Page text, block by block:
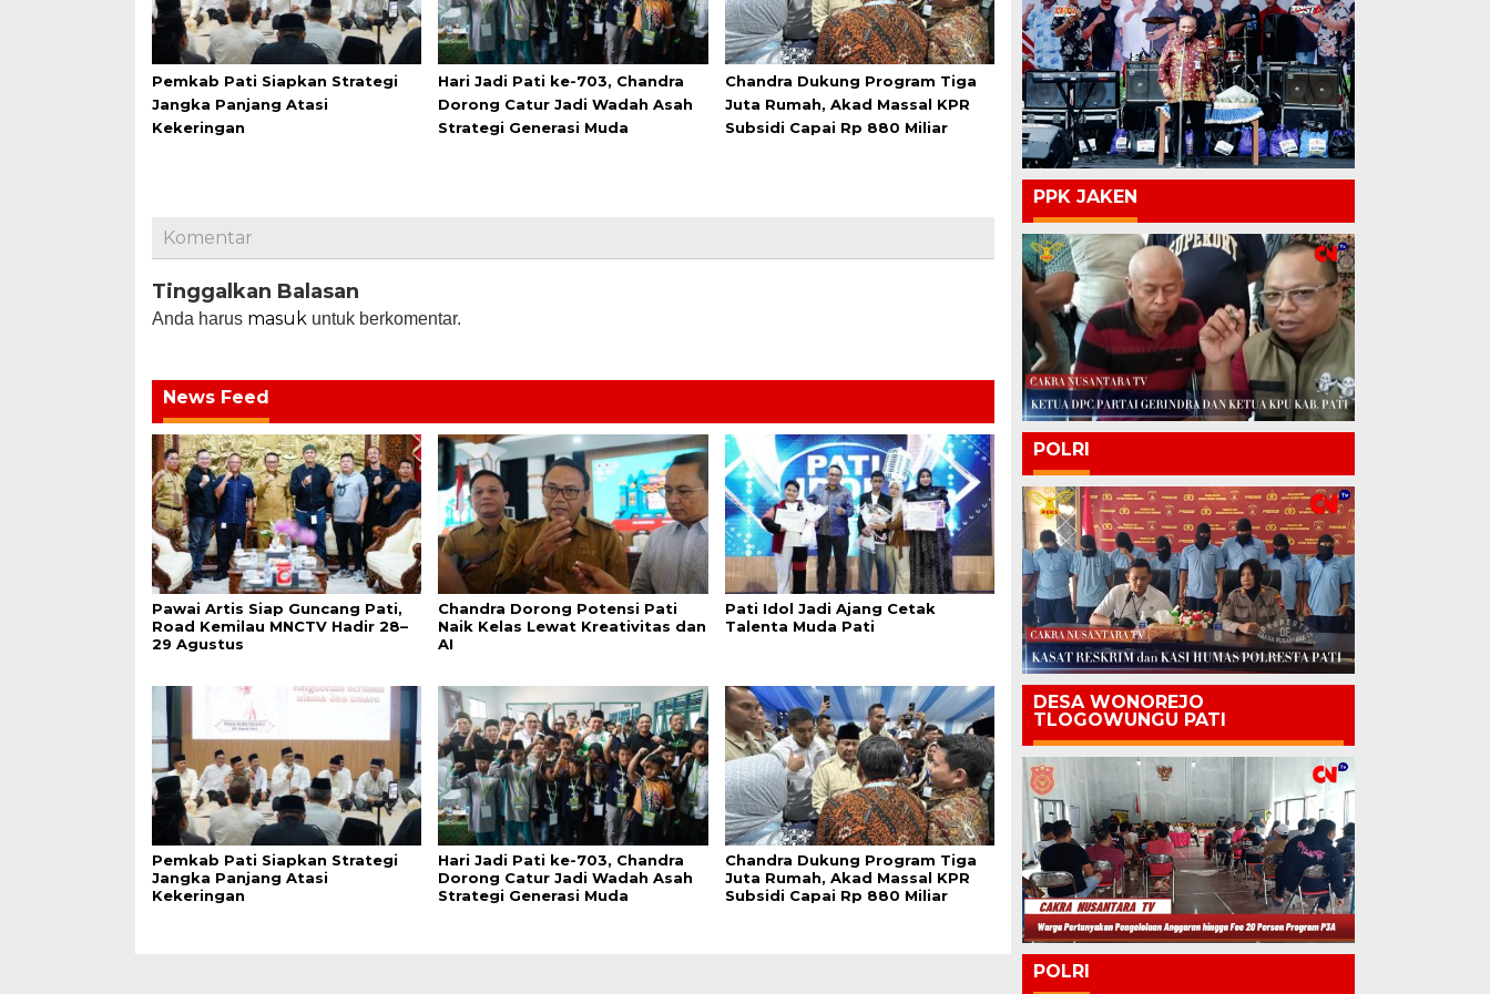
Pemkab Pati Siapkan Strategi
Jangka Panjang Atasi
Kekeringan
Hari Jadi Pati ke-703, Chandra
Dorong Catur Jadi Wadah Asah
Strategi Generasi Muda
Chandra Dukung Program Tiga
Juta Rumah, Akad Massal KPR
Subsidi Capai Rp 880 Miliar
Komentar
Tinggalkan Balasan
Anda harus masuk untuk berkomentar.
News Feed
Pawai Artis Siap Guncang Pati,
Road Kemilau MNCTV Hadir 28–
29 Agustus
Chandra Dorong Potensi Pati
Naik Kelas Lewat Kreativitas dan
AI
Pati Idol Jadi Ajang Cetak
Talenta Muda Pati
Pemkab Pati Siapkan Strategi
Jangka Panjang Atasi
Kekeringan
Hari Jadi Pati ke-703, Chandra
Dorong Catur Jadi Wadah Asah
Strategi Generasi Muda
Chandra Dukung Program Tiga
Juta Rumah, Akad Massal KPR
Subsidi Capai Rp 880 Miliar
PPK JAKEN
POLRI
DESA WONOREJO
TLOGOWUNGU PATI
POLRI